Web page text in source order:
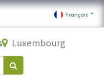
Français
Luxembourg